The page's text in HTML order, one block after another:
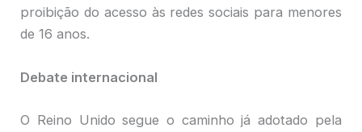
proibição do acesso às redes sociais para menores
de 16 anos.
Debate internacional
O Reino Unido segue o caminho já adotado pela